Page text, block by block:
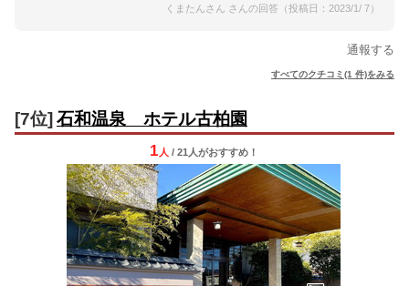
くまたんさん さんの回答（投稿日：2023/1/ 7）
通報する
すべてのクチコミ(1 件)をみる
[7位] 石和温泉 ホテル古柏園
1 人 / 21人がおすすめ！